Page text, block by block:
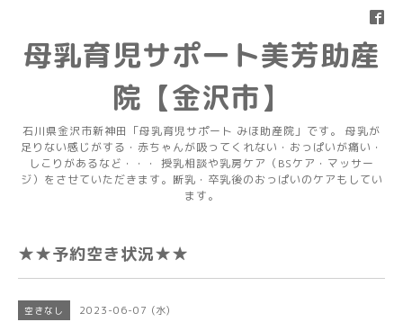
母乳育児サポート美芳助産
院【金沢市】
石川県金沢市新神田「母乳育児サポート みほ助産院」です。 母乳が
足りない感じがする・赤ちゃんが吸ってくれない・おっぱいが痛い・
しこりがあるなど・・・ 授乳相談や乳房ケア（BSケア・マッサー
ジ）をさせていただきます。断乳・卒乳後のおっぱいのケアもしてい
ます。
★★予約空き状況★★
空きなし 2023-06-07 (水)